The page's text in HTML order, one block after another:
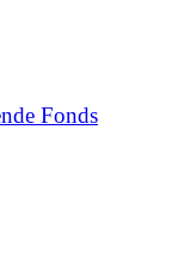
Fonds